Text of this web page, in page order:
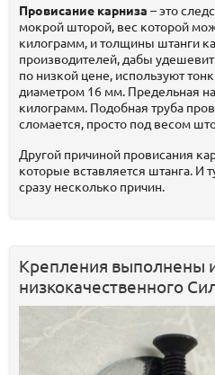
Провисание карниза – это
мокрой шторой, вес которой
килограмм, и толщины штанги
производителей, дабы
по низкой цене, используют
диаметром 16 мм. Предельная
килограмм. Подобная труба
сломается, просто под весом
Другой причиной провисания
которые вставляется штанга.
сразу несколько причин.
Крепления выполнены
низкокачественного